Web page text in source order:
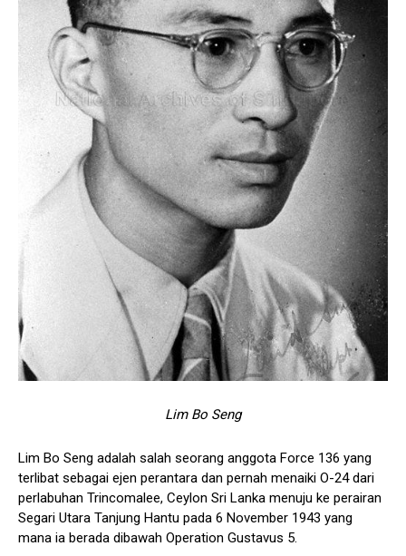
Lim Bo Seng
Lim Bo Seng adalah salah seorang anggota Force 136 yang
terlibat sebagai ejen perantara dan pernah menaiki O-24 dari
perlabuhan Trincomalee, Ceylon Sri Lanka menuju ke perairan
Segari Utara Tanjung Hantu pada 6 November 1943 yang
mana ia berada dibawah Operation Gustavus 5.